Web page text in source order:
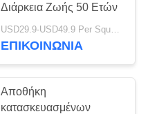
Διάρκεια Ζωής 50 Ετών
USD29.9-USD49.9 Per Square Meter MOQ:200 τετραγωνικά μέτρα
ΕΠΙΚΟΙΝΩΝΙΑ
Αποθήκη
κατασκευασμένων